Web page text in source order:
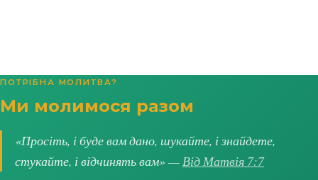
ПОТРІБНА МОЛИТВА?
Ми молимося разом
«Просіть, і буде вам дано, шукайте, і знайдете,
стукайте, і відчинять вам» —Від Матвія 7:7